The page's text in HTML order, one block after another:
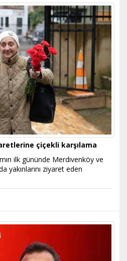
çiçekli karşılama
ilk gününde Merdivenköy ve
yakınlarını ziyaret eden